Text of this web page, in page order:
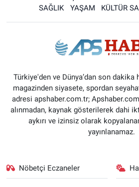
SAĞLIK
YAŞAM KÜLTÜR
Türkiye'den ve Dünya’dan son dakika
magazinden siyasete, spordan
adresi apshaber.com.tr;
alınmadan, kaynak gösterilerek dahi
aykırı ve izinsiz olarak
yayınlanamaz.
Nöbetçi Eczaneler